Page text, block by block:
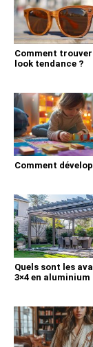
Comment
look tendance ?
Comment
Quels sont les
3×4 en aluminium